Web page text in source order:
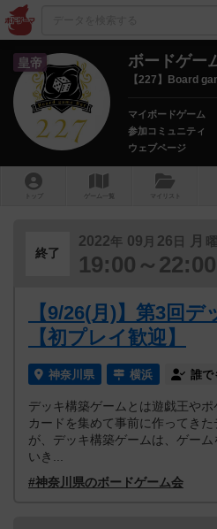
皇帝 ボードゲー
【227】Board
マイボードゲーム
参加コミュニティ
ウェブページ
トップ ゲーム一覧 マイリスト
終了
2022年 09 月 26 日 月
19:00～22:00
【9/26(月)】第3回
【初プレイ歓迎】
神奈川県 横浜 誰で
デッキ構築ゲームとは遊戯王や
カードを集めて事前に作ってき
が、デッキ構築ゲームは、ゲー
いき...
#神奈川県のボードゲーム会